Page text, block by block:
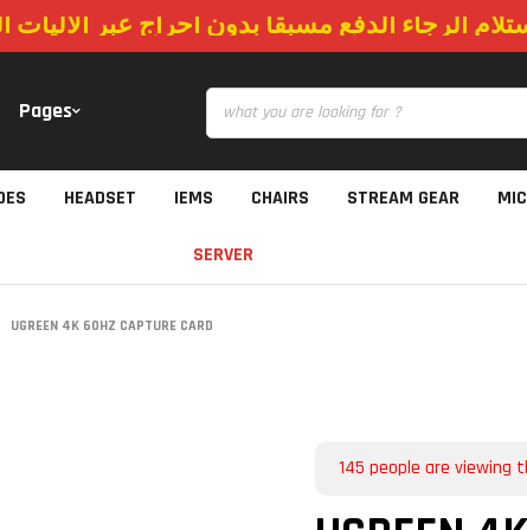
الرجاء الدفع مسبقا بدون احراج عبر
Pages
HEADSET IEMS CHAIRS STREAM GEAR
SERVER
UGREEN 4K 60HZ CAPTURE CARD
145 people are viewing